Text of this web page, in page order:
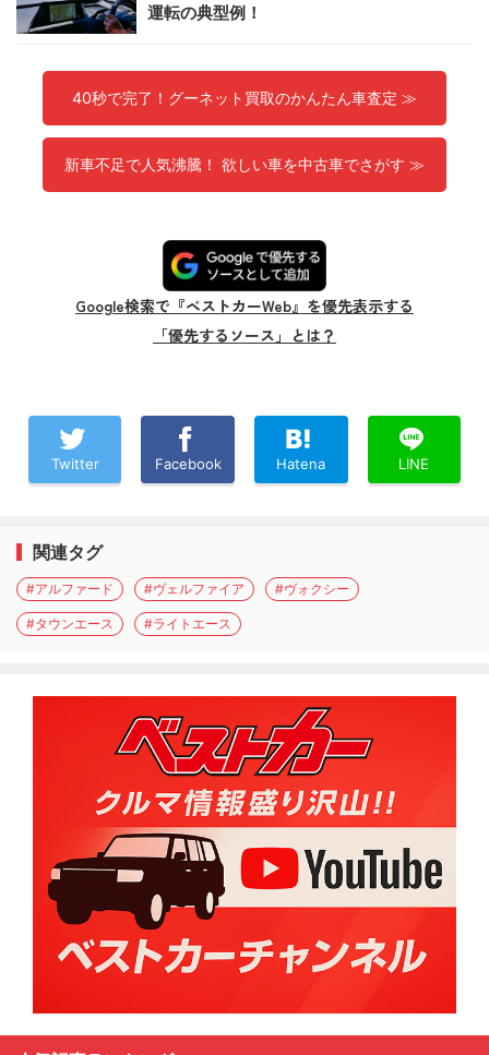
運転の典型例！
40秒で完了！グーネット買取のかんたん車査定 ≫
新車不足で人気沸騰！ 欲しい車を中古車でさがす ≫
Google検索で『ベストカーWeb』を優先表示する
「優先するソース」とは？
Twitter Facebook Hatena LINE
関連タグ
#アルファード #ヴェルファイア #ヴォクシー
#タウンエース #ライトエース